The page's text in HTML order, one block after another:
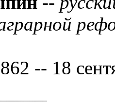
-- 18